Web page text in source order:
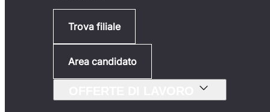
Trova filiale
Area candidato